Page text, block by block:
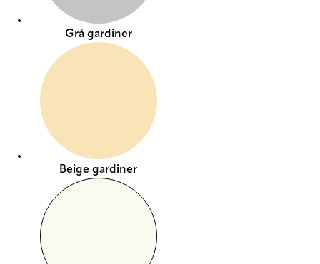
Grå gardiner
Beige gardiner